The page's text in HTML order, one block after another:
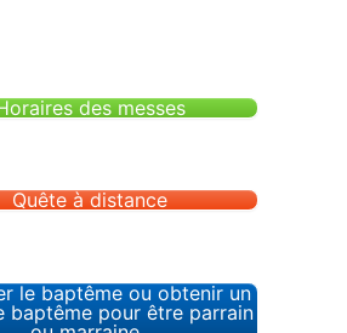
des messes
Quête à distance
le baptême ou obtenir un
baptême pour être parrain